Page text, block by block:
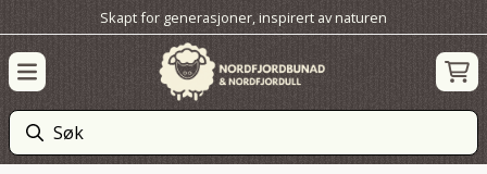
Hopp til innholdSkapt for generasjoner, inspirert av naturen